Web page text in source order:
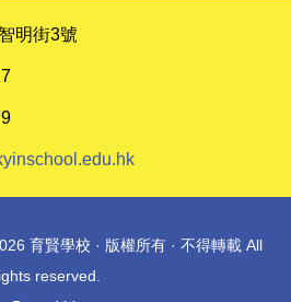
明街3號
育賢學校 · 版權所有 · 不得轉載 All
reserved.